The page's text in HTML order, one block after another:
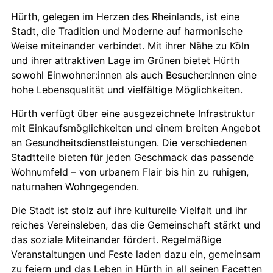
Hürth, gelegen im Herzen des Rheinlands, ist eine
Stadt, die Tradition und Moderne auf harmonische
Weise miteinander verbindet. Mit ihrer Nähe zu Köln
und ihrer attraktiven Lage im Grünen bietet Hürth
sowohl Einwohner:innen als auch Besucher:innen eine
hohe Lebensqualität und vielfältige Möglichkeiten.
Hürth verfügt über eine ausgezeichnete Infrastruktur
mit Einkaufsmöglichkeiten und einem breiten Angebot
an Gesundheitsdienstleistungen. Die verschiedenen
Stadtteile bieten für jeden Geschmack das passende
Wohnumfeld – von urbanem Flair bis hin zu ruhigen,
naturnahen Wohngegenden.
Die Stadt ist stolz auf ihre kulturelle Vielfalt und ihr
reiches Vereinsleben, das die Gemeinschaft stärkt und
das soziale Miteinander fördert. Regelmäßige
Veranstaltungen und Feste laden dazu ein, gemeinsam
zu feiern und das Leben in Hürth in all seinen Facetten